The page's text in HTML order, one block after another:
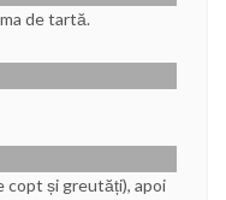
de tartă.
copt și greutăți), apoi